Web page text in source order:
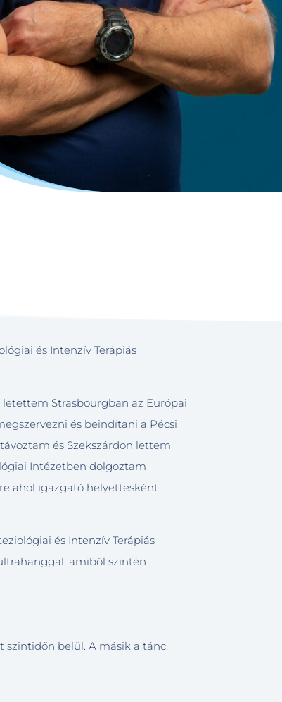
és Intenzív Terápiás
letettem Strasbourgban az Európai
és beindítani a Pécsi
és Szekszárdon lettem
Intézetben dolgoztam
ahol igazgató helyettesként
és Intenzív Terápiás
amiből szintén
szintidőn belül. A másik a tánc,